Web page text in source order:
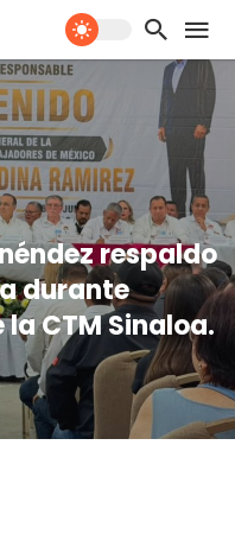
respaldo
durante
CTM Sinaloa.